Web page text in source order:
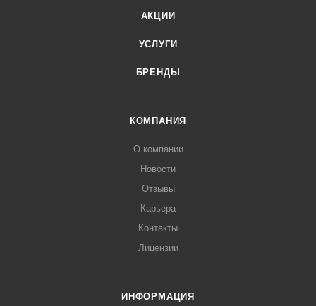
АКЦИИ
УСЛУГИ
БРЕНДЫ
КОМПАНИЯ
О компании
Новости
Отзывы
Карьера
Контакты
Лицензии
ИНФОРМАЦИЯ